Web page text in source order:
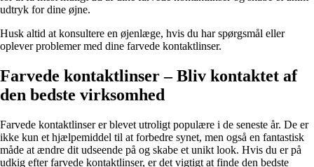
udtryk for dine øjne.
Husk altid at konsultere en øjenlæge, hvis du har spørgsmål eller
oplever problemer med dine farvede kontaktlinser.
Farvede kontaktlinser – Bliv kontaktet af
den bedste virksomhed
Farvede kontaktlinser er blevet utroligt populære i de seneste år. De er
ikke kun et hjælpemiddel til at forbedre synet, men også en fantastisk
måde at ændre dit udseende på og skabe et unikt look. Hvis du er på
udkig efter farvede kontaktlinser, er det vigtigt at finde den bedste